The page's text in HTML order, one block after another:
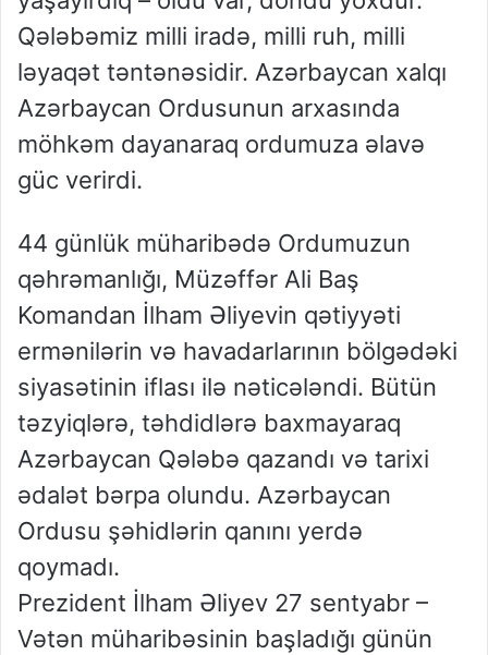
Qələbəmiz milli iradə, milli ruh, milli
ləyaqət təntənəsidir. Azərbaycan xalqı
Azərbaycan Ordusunun arxasında
möhkəm dayanaraq ordumuza əlavə
güc verirdi.
44 günlük müharibədə Ordumuzun
qəhrəmanlığı, Müzəffər Ali Baş
Komandan İlham Əliyevin qətiyyəti
ermənilərin və havadarlarının bölgədəki
siyasətinin iflası ilə nəticələndi. Bütün
təzyiqlərə, təhdidlərə baxmayaraq
Azərbaycan Qələbə qazandı və tarixi
ədalət bərpa olundu. Azərbaycan
Ordusu şəhidlərin qanını yerdə
qoymadı.
Prezident İlham Əliyev 27 sentyabr –
Vətən müharibəsinin başladığı günün